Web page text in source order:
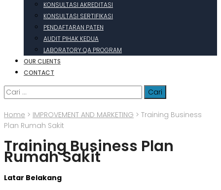
KONSULTASI AKREDITASI
KONSULTASI SERTIFIKASI
PENDAFTARAN PATEN
AUDIT PIHAK KEDUA
LABORATORY QA PROGRAM
OUR CLIENTS
CONTACT
Cari
untuk:
Home > IMPROVEMENT AND MARKETING > Training Business
Plan Rumah Sakit
Training Business Plan
Rumah Sakit
Latar Belakang